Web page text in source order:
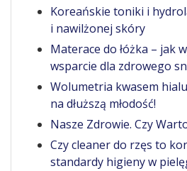
Koreańskie toniki i
i nawilżonej skóry
Materace do łóżka – jak
wsparcie dla zdrowego
Wolumetria kwasem
na dłuższą młodość!
Nasze Zdrowie. Czy
Czy cleaner do rzęs to
standardy higieny w